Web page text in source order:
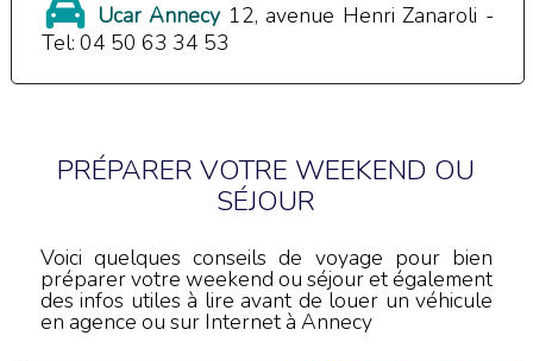
Ucar Annecy 12, avenue Henri Zanaroli -
Tel: 04 50 63 34 53
PRÉPARER VOTRE WEEKEND OU
SÉJOUR
Voici quelques conseils de voyage pour bien
préparer votre weekend ou séjour et également
des infos utiles à lire avant de louer un véhicule
en agence ou sur Internet à Annecy